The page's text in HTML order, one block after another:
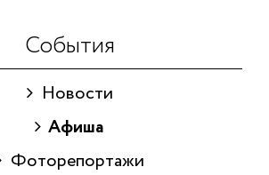
События
Новости
Афиша
Фоторепортажи